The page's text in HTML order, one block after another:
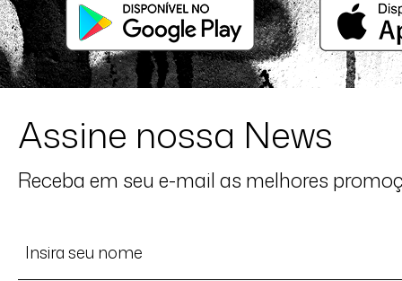
Assine nossa News
Receba em seu e-mail as melhores